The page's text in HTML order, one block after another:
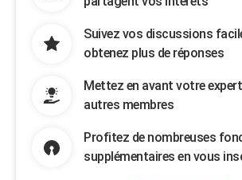
Suivez vos discussions
obtenez plus de réponses
Mettez en avant votre
autres membres
Profitez de nombreuses
supplémentaires en vous